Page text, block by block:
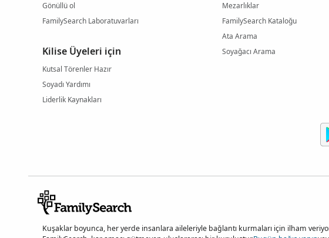
Gönüllü ol
FamilySearch Laboratuvarları
Kilise Üyeleri için
Kutsal Törenler Hazır
Soyadı Yardımı
Liderlik Kaynakları
Mezarlıklar
FamilySearch Kataloğu
Ata Arama
Soyağacı Arama
Kuşaklar boyunca, her yerde insanlara aileleriyle bağlantı kurmaları için ilham